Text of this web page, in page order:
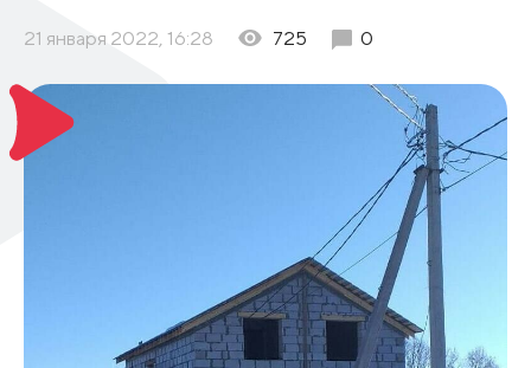
21 января 2022, 16:28 725 0